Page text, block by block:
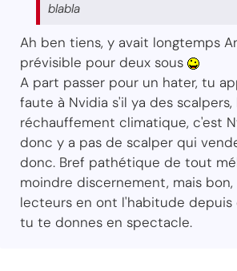
blabla
Ah ben tiens, y avait longtemps
prévisible pour deux sous
A part passer pour un hater, tu
faute à Nvidia s'il ya des
réchauffement climatique, c'est
donc y a pas de scalper qui
donc. Bref pathétique de tout
moindre discernement, mais
lecteurs en ont l'habitude depuis
tu te donnes en spectacle.